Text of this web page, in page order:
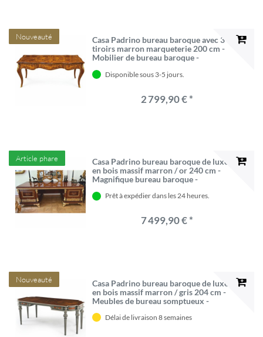
Nouveauté
Casa Padrino bureau baroque avec 3
tiroirs marron marqueterie 200 cm -
Mobilier de bureau baroque -
Disponible sous 3-5 jours.
2 799,90 € *
Article phare
Casa Padrino bureau baroque de luxe
en bois massif marron / or 240 cm -
Magnifique bureau baroque -
Prêt à expédier dans les 24 heures.
7 499,90 € *
Nouveauté
Casa Padrino bureau baroque de luxe
en bois massif marron / gris 204 cm -
Meubles de bureau somptueux -
Délai de livraison 8 semaines